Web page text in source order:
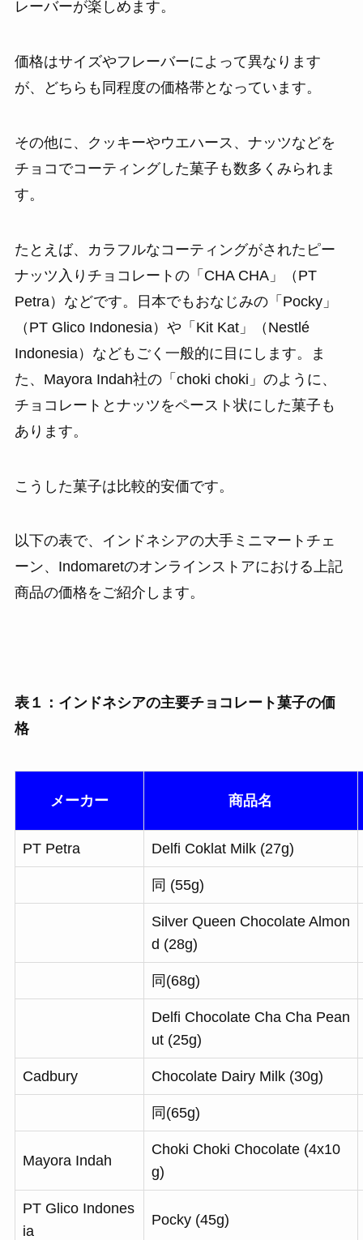
レーバーが楽しめます。
価格はサイズやフレーバーによって異なります
が、どちらも同程度の価格帯となっています。
その他に、クッキーやウエハース、ナッツなどを
チョコでコーティングした菓子も数多くみられま
す。
たとえば、カラフルなコーティングがされたピー
ナッツ入りチョコレートの「CHA CHA」（PT
Petra）などです。日本でもおなじみの「Pocky」
（PT Glico Indonesia）や「Kit Kat」（Nestlé
Indonesia）などもごく一般的に目にします。ま
た、Mayora Indah社の「choki choki」のように、
チョコレートとナッツをペースト状にした菓子も
あります。
こうした菓子は比較的安価です。
以下の表で、インドネシアの大手ミニマートチェ
ーン、Indomaretのオンラインストアにおける上記
商品の価格をご紹介します。
表１：インドネシアの主要チョコレート菓子の価
格
メーカー 商品名
PT Petra Delfi Coklat Milk (27g)
同 (55g)
Silver Queen Chocolate Almon
d (28g)
同(68g)
Delfi Chocolate Cha Cha Pean
ut (25g)
Cadbury Chocolate Dairy Milk (30g)
同(65g)
Mayora Indah
Choki Choki Chocolate (4x10
g)
PT Glico Indones
ia
Pocky (45g)